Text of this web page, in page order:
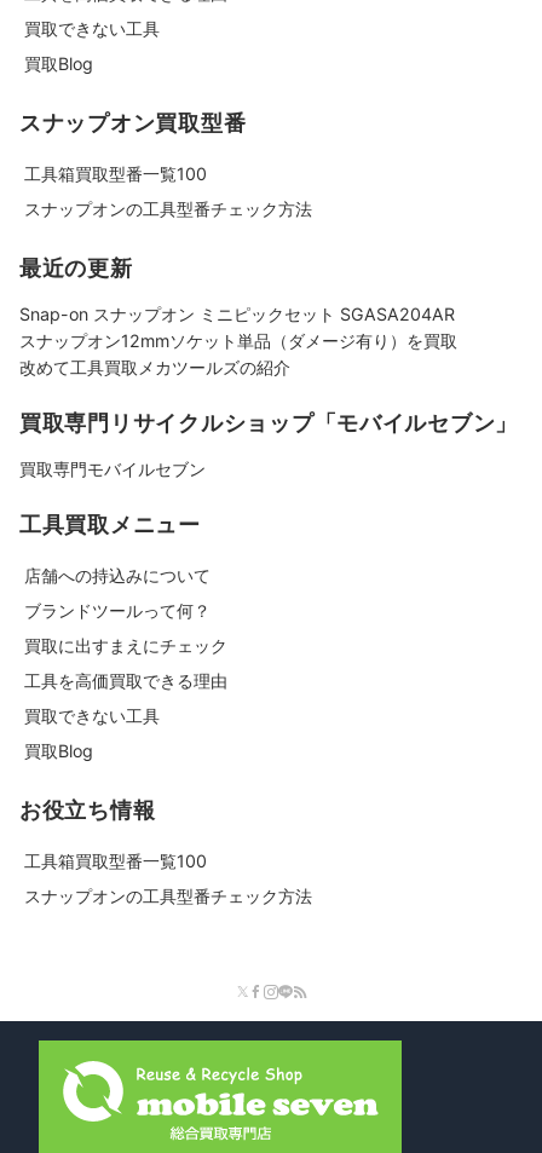
買取できない工具
買取Blog
スナップオン買取型番
工具箱買取型番一覧100
スナップオンの工具型番チェック方法
最近の更新
Snap-on スナップオン ミニピックセット SGASA204AR
スナップオン12mmソケット単品（ダメージ有り）を買取
改めて工具買取メカツールズの紹介
買取専門リサイクルショップ「モバイルセブン」
買取専門モバイルセブン
工具買取メニュー
店舗への持込みについて
ブランドツールって何？
買取に出すまえにチェック
工具を高価買取できる理由
買取できない工具
買取Blog
お役立ち情報
工具箱買取型番一覧100
スナップオンの工具型番チェック方法